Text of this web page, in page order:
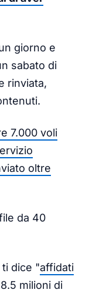
giorno e
sabato di
rinviata,
7.000 voli
oltre
da 40
dice "affidati
milioni di